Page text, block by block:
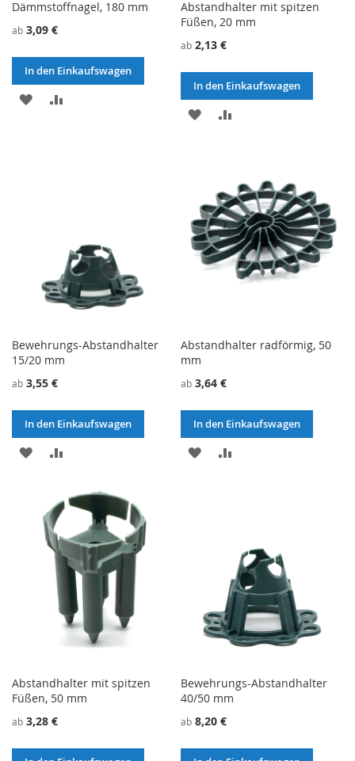
Dämmstoffnagel, 180 mm
ab 3,09 €
In den Einkaufswagen
ZU
Abstandhalter mit spitzen
Füßen, 20 mm
ab 2,13 €
In den Einkaufswagen
ZU
Bewehrungs-Abstandhalter
15/20 mm
ab 3,55 €
In den Einkaufswagen
ZU
HINZUFÜGEN
HINZUFÜGEN
Abstandhalter radförmig, 50
mm
ab 3,64 €
In den Einkaufswagen
ZU
Abstandhalter mit spitzen
Füßen, 50 mm
ab 3,28 €
Bewehrungs-Abstandhalter
40/50 mm
ab 8,20 €